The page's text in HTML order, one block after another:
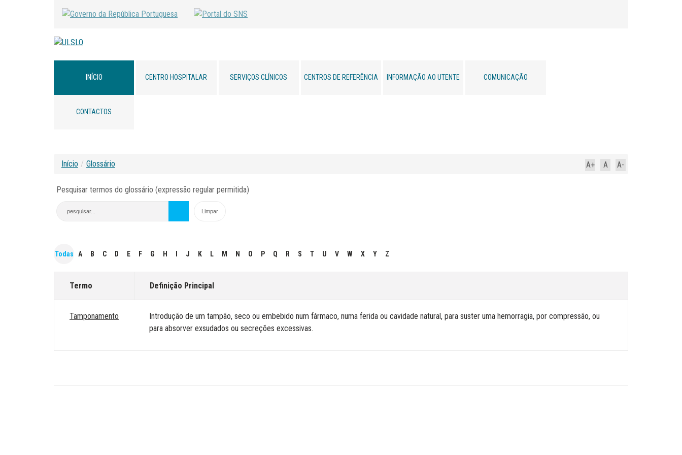
INÍCIO CENTRO HOSPITALAR SERVIÇOS CLÍNICOS CENTROS DE REFERÊNCIA INFORMAÇÃO AO UTENTE COMUNICAÇÃO
CONTACTOS
A-
A
A+
Início / Glossário
Pesquisar termos do glossário (expressão regular permitida)
Todas A B C D E F G H J K L M N O P Q R S T U V W X Y Z
Termo Definição Principal
Tamponamento
Introdução de um tampão, seco ou embebido num fármaco, numa ferida ou cavidade natural, para suster uma hemorragia, por compressão, ou
para absorver exsudados ou secreções excessivas.